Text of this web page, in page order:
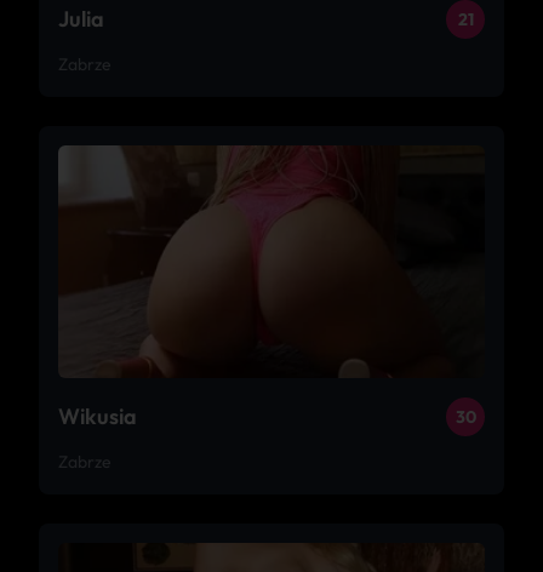
Julia 21
Zabrze
Wikusia 30
Zabrze